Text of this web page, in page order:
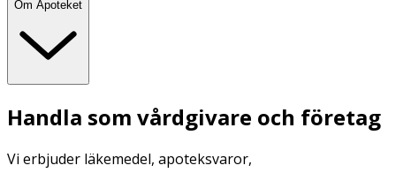
Om Apoteket
Handla som vårdgivare och företag
Vi erbjuder läkemedel, apoteksvaror,